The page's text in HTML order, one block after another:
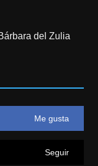
del Zulia
Me gusta
Seguir